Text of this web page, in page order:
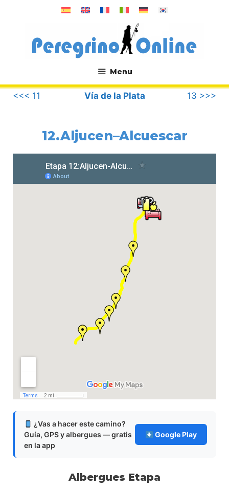
Menu
. <<< 11 Vía de la Plata 13 >>>
12.Aljucen–Alcuescar
¿Vas a hacer este camino?
Guía, GPS y albergues — gratis
en la app
Google Play
Albergues Etapa